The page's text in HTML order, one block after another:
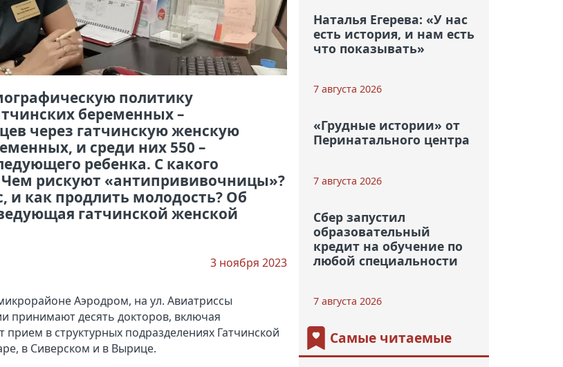
политику
беременных –
через гатчинскую женскую
и среди них 550 –
ребенка. С какого
Чем рискуют «антипрививочницы»?
как продлить молодость? Об
гатчинской женской
3 ноября 2023
Аэродром, на ул. Авиатриссы
принимают десять докторов, включая
в структурных подразделениях Гатчинской
в Сиверском и в Вырице.
Наталья Егерева: «У нас
есть история, и нам есть
что показывать»
7 августа 2026
«Грудные истории» от
Перинатального центра
7 августа 2026
Сбер запустил
образовательный
кредит на обучение по
любой специальности
7 августа 2026
Самые читаемые